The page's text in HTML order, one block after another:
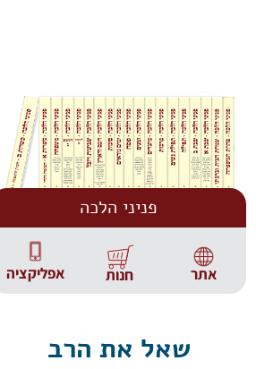
פניני הלכה
אתר חנות אפליקציה
שאל את הרב